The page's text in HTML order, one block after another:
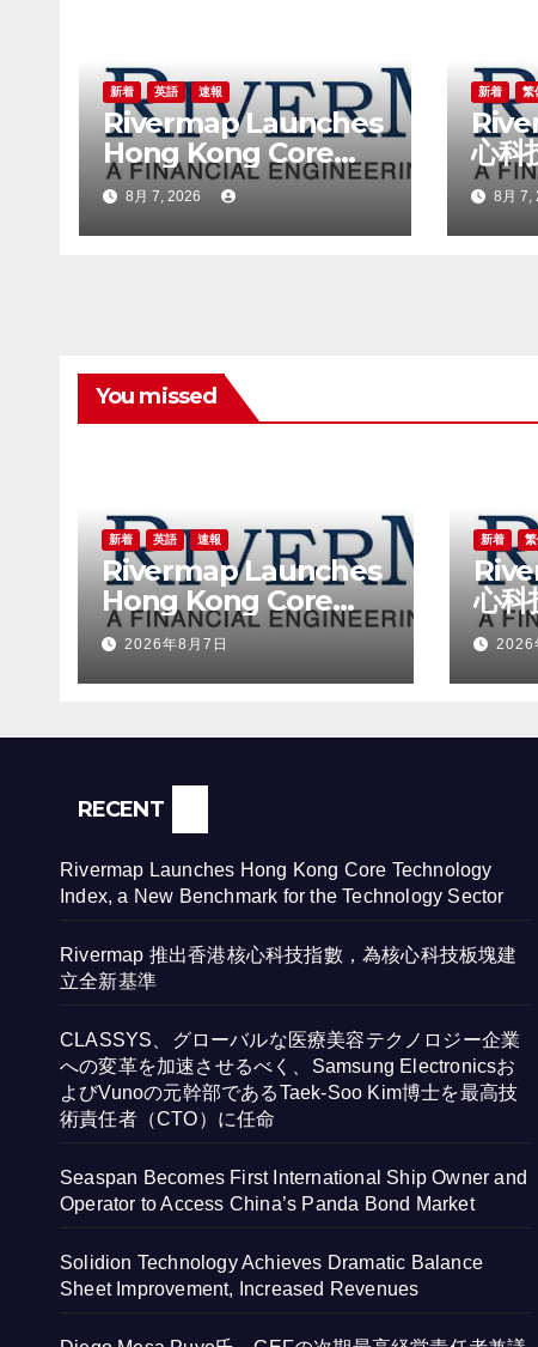
ョ
ン
新着 英語 速報
Rivermap Launches
Hong Kong Core
Technology Index, a
New Benchmark
for the Technology
8月 7, 2026
新着 繁
心科
技板
8月 7,
You missed
新着 英語 速報
Rivermap Launches
Hong Kong Core
Technology Index, a
New Benchmark for
the Technology
2026年8月7日
新着
心科
技板
2026
RECENT
Rivermap Launches Hong Kong Core Technology
Index, a New Benchmark for the Technology Sector
Rivermap 推出香港核心科技指數，為核心科技板塊建
立全新基準
CLASSYS、グローバルな医療美容テクノロジー企業
への変革を加速させるべく、Samsung Electronicsお
よびVunoの元幹部であるTaek-Soo Kim博士を最高技
術責任者（CTO）に任命
Seaspan Becomes First International Ship Owner and
Operator to Access China’s Panda Bond Market
Solidion Technology Achieves Dramatic Balance
Sheet Improvement, Increased Revenues